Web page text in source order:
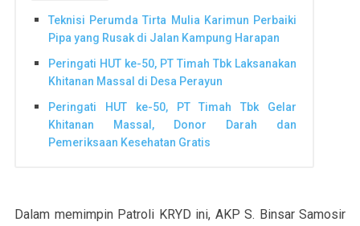
Teknisi Perumda Tirta Mulia Karimun Perbaiki
Pipa yang Rusak di Jalan Kampung Harapan
Peringati HUT ke-50, PT Timah Tbk Laksanakan
Khitanan Massal di Desa Perayun
Peringati HUT ke-50, PT Timah Tbk Gelar
Khitanan Massal, Donor Darah dan
Pemeriksaan Kesehatan Gratis
Dalam memimpin Patroli KRYD ini, AKP S. Binsar Samosir